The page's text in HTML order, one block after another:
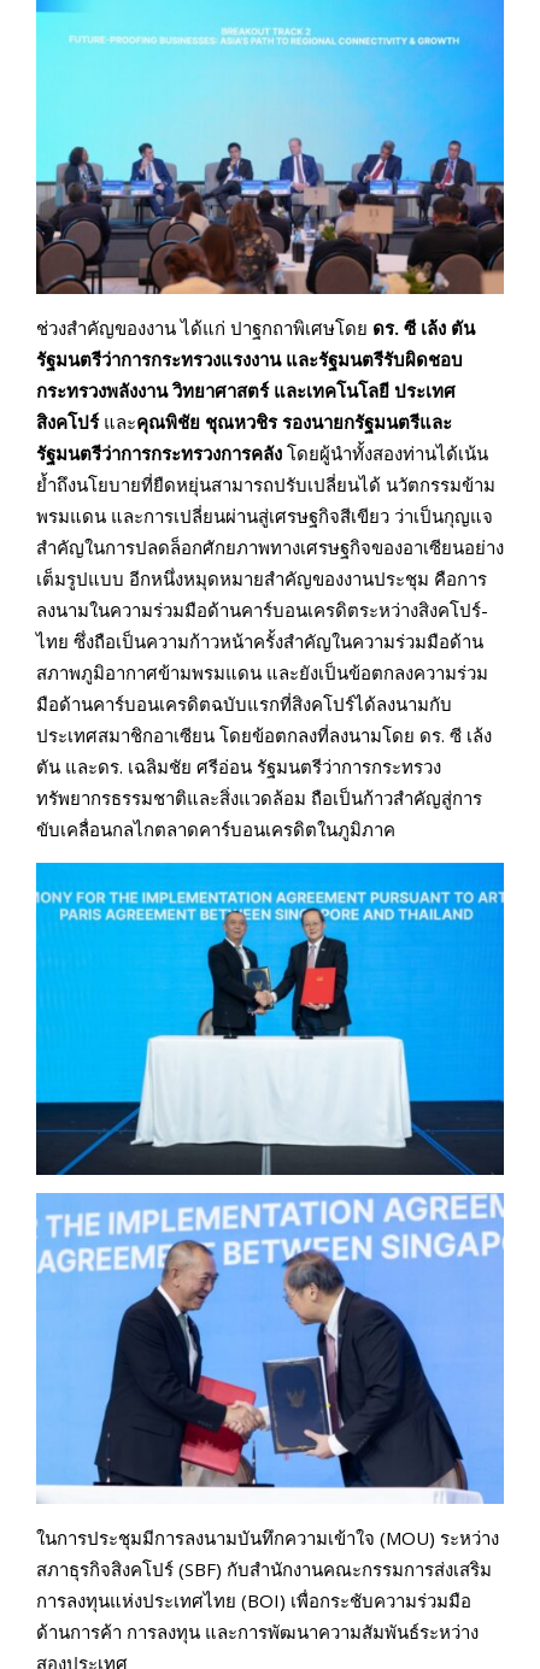
ช่วงสำคัญของงาน ได้แก่ ปาฐกถาพิเศษโดย ดร. ซี เล้ง ตัน
รัฐมนตรีว่าการกระทรวงแรงงาน และรัฐมนตรีรับผิดชอบ
กระทรวงพลังงาน วิทยาศาสตร์ และเทคโนโลยี ประเทศ
สิงคโปร์และคุณพิชัย ชุณหวชิร รองนายกรัฐมนตรีและ
รัฐมนตรีว่าการกระทรวงการคลัง โดยผู้นำทั้งสองท่านได้เน้น
ย้ำถึงนโยบายที่ยืดหยุ่นสามารถปรับเปลี่ยนได้ นวัตกรรมข้าม
พรมแดน และการเปลี่ยนผ่านสู่เศรษฐกิจสีเขียว ว่าเป็นกุญแจ
สำคัญในการปลดล็อกศักยภาพทางเศรษฐกิจของอาเซียนอย่าง
เต็มรูปแบบ อีกหนึ่งหมุดหมายสำคัญของงานประชุม คือการ
ลงนามในความร่วมมือด้านคาร์บอนเครดิตระหว่างสิงคโปร์-
ไทย ซึ่งถือเป็นความก้าวหน้าครั้งสำคัญในความร่วมมือด้าน
สภาพภูมิอากาศข้ามพรมแดน และยังเป็นข้อตกลงความร่วม
มือด้านคาร์บอนเครดิตฉบับแรกที่สิงคโปร์ได้ลงนามกับ
ประเทศสมาชิกอาเซียน โดยข้อตกลงที่ลงนามโดย ดร. ซี เล้ง
ตัน และดร. เฉลิมชัย ศรีอ่อน รัฐมนตรีว่าการกระทรวง
ทรัพยากรธรรมชาติและสิ่งแวดล้อม ถือเป็นก้าวสำคัญสู่การ
ขับเคลื่อนกลไกตลาดคาร์บอนเครดิตในภูมิภาค
ในการประชุมมีการลงนามบันทึกความเข้าใจ (MOU) ระหว่าง
สภาธุรกิจสิงคโปร์ (SBF) กับสำนักงานคณะกรรมการส่งเสริม
การลงทุนแห่งประเทศไทย (BOI) เพื่อกระชับความร่วมมือ
ด้านการค้า การลงทุน และการพัฒนาความสัมพันธ์ระหว่าง
สองประเทศ